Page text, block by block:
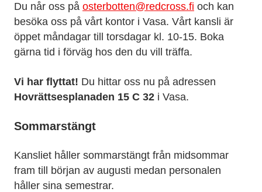
Du når oss på osterbotten@redcross.fi och kan
besöka oss på vårt kontor i Vasa. Vårt kansli är
öppet måndagar till torsdagar kl. 10-15. Boka
gärna tid i förväg hos den du vill träffa.
Vi har flyttat! Du hittar oss nu på adressen
Hovrättsesplanaden 15 C 32 i Vasa.
Sommarstängt
Kansliet håller sommarstängt från midsommar
fram till början av augusti medan personalen
håller sina semestrar.